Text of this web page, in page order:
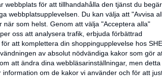
webbplats för att tillhandahålla den tjänst du
webbplatsupplevelsen. Du kan välja att "Avvisa
som helst. Genom att välja "Acceptera alla"
oss att analysera trafik, erbjuda förbättrad
att komplettera din shoppingupplevelse hos
av absolut nödvändiga kakor som gör
att ändra dina webbläsarinställningar, men detta
om de kakor vi använder och för att